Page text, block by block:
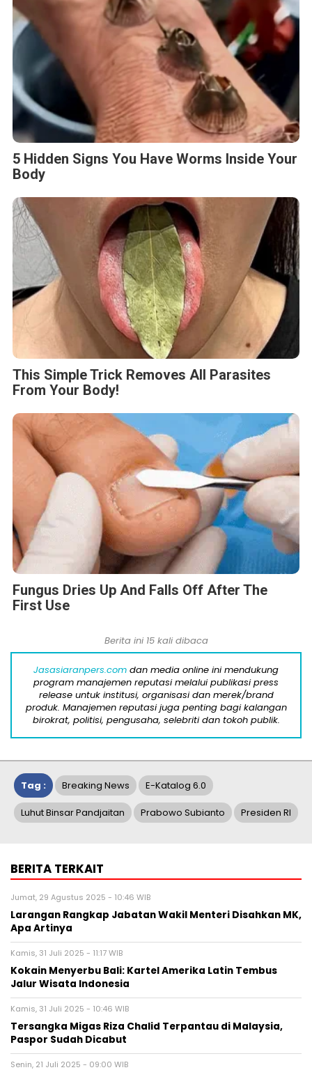
5 Hidden Signs You Have Worms Inside Your
Body
This Simple Trick Removes All Parasites
From Your Body!
Fungus Dries Up And Falls Off After The
First Use
Berita ini 15 kali dibaca
Jasasiaranpers.com dan media online ini mendukung
program manajemen reputasi melalui publikasi press
release untuk institusi, organisasi dan merek/brand
produk. Manajemen reputasi juga penting bagi kalangan
birokrat, politisi, pengusaha, selebriti dan tokoh publik.
Tag : Breaking News E-Katalog 6.0
Luhut Binsar Pandjaitan Prabowo Subianto Presiden RI
BERITA TERKAIT
Jumat, 29 Agustus 2025 - 10:46 WIB
Larangan Rangkap Jabatan Wakil Menteri Disahkan MK,
Apa Artinya
Kamis, 31 Juli 2025 - 11:17 WIB
Kokain Menyerbu Bali: Kartel Amerika Latin Tembus
Jalur Wisata Indonesia
Kamis, 31 Juli 2025 - 10:46 WIB
Tersangka Migas Riza Chalid Terpantau di Malaysia,
Paspor Sudah Dicabut
Senin, 21 Juli 2025 - 09:00 WIB